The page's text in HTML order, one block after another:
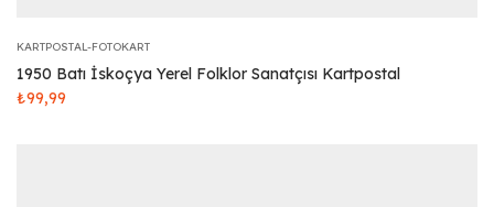
KARTPOSTAL-FOTOKART
1950 Batı İskoçya Yerel Folklor Sanatçısı Kartpostal
₺99,99